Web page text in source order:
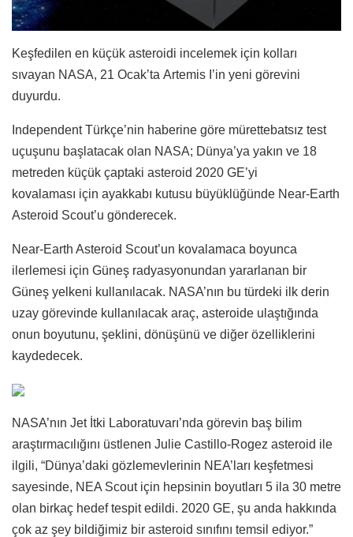
Keşfedilen en küçük asteroidi incelemek için kolları
sıvayan NASA, 21 Ocak’ta Artemis I’in yeni görevini
duyurdu.
Independent Türkçe’nin haberine göre mürettebatsız test
uçuşunu başlatacak olan NASA; Dünya’ya yakın ve 18
metreden küçük çaptaki asteroid 2020 GE’yi
kovalaması için ayakkabı kutusu büyüklüğünde Near-Earth
Asteroid Scout’u gönderecek.
Near-Earth Asteroid Scout’un kovalamaca boyunca
ilerlemesi için Güneş radyasyonundan yararlanan bir
Güneş yelkeni kullanılacak. NASA’nın bu türdeki ilk derin
uzay görevinde kullanılacak araç, asteroide ulaştığında
onun boyutunu, şeklini, dönüşünü ve diğer özelliklerini
kaydedecek.
NASA’nın Jet İtki Laboratuvarı’nda görevin baş bilim
araştırmacılığını üstlenen Julie Castillo-Rogez asteroid ile
ilgili, “Dünya’daki gözlemevlerinin NEA’ları keşfetmesi
sayesinde, NEA Scout için hepsinin boyutları 5 ila 30 metre
olan birkaç hedef tespit edildi. 2020 GE, şu anda hakkında
çok az şey bildiğimiz bir asteroid sınıfını temsil ediyor.”